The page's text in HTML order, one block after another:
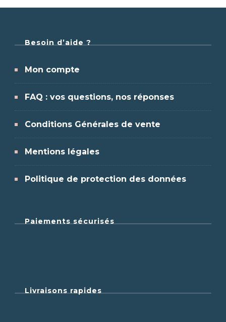
Besoin d’aide ?
Mon compte
FAQ : vos questions, nos réponses
Conditions Générales de vente
Mentions légales
Politique de protection des données
Paiements sécurisés
Livraisons rapides